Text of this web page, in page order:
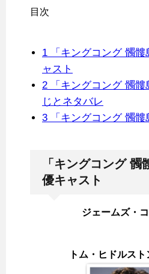
目次
1 「キングコング 髑
ャスト
2 「キングコング 髑
じとネタバレ
3 「キングコング 髑
「キングコング 髑
優キャスト
ジェームズ・
トム・ヒドルス